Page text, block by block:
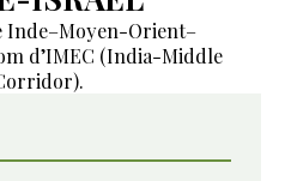
Inde–Moyen-Orient–
d’IMEC (India-Middle